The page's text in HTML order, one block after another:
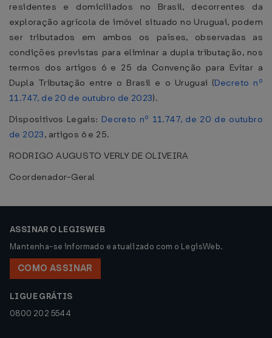
residentes e domiciliados no Brasil, decorrentes da
exploração agrícola de imóvel situado no Uruguai, podem
ser tributados em ambos os países, observadas as
condições previstas para eliminar a dupla tributação, nos
termos dos artigos 6 e 25 da Convenção para Evitar a
Dupla Tributação entre o Brasil e o Uruguai (Decreto nº
11.747, de 20 de outubro de 2023).
Dispositivos Legais: Decreto nº 11.747, de 20 de outubro
de 2023, artigos 6 e 25.
RODRIGO AUGUSTO VERLY DE OLIVEIRA
Coordenador-Geral
ASSINAR O LEGISWEB
Mantenha-se informado e atualizado com o LegisWeb.
COMO ASSINAR
LIGUE GRÁTIS
0800 202 5544